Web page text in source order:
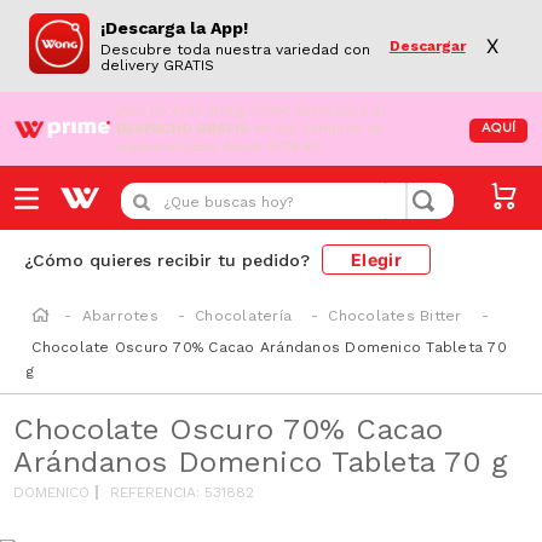
¡Descarga la App!
Descubre toda nuestra variedad con
delivery GRATIS
Descargar X
¡Aún no eres Wong Prime! Aprovecha el
DESPACHO GRATIS en tus compras de
supermercado desde S/79.90
AQUÍ
¿Que buscas hoy?
¿Cómo quieres recibir tu pedido? Elegir
Abarrotes Chocolatería
Chocolates Bitter
Chocolate Oscuro 70% Cacao Arándanos Domenico Tableta 70
g
Chocolate Oscuro 70% Cacao
Arándanos Domenico Tableta 70 g
DOMENICO REFERENCIA: 531882